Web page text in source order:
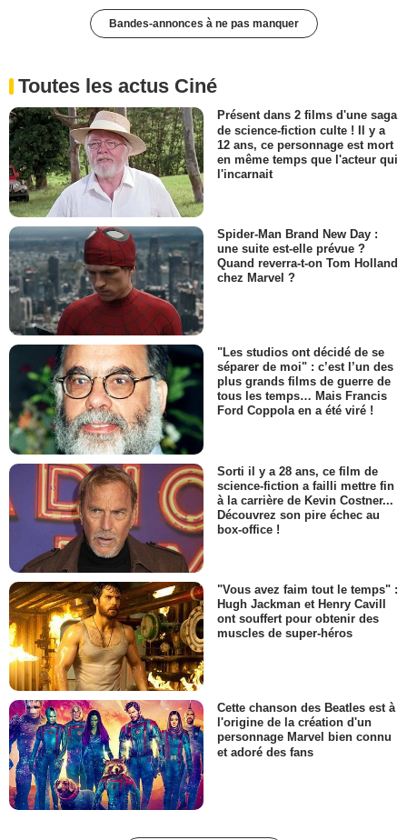
Bandes-annonces à ne pas manquer
Toutes les actus Ciné
Présent dans 2 films d'une saga
de science-fiction culte ! Il y a
12 ans, ce personnage est mort
en même temps que l'acteur qui
l'incarnait
Spider-Man Brand New Day :
une suite est-elle prévue ?
Quand reverra-t-on Tom Holland
chez Marvel ?
"Les studios ont décidé de se
séparer de moi" : c’est l’un des
plus grands films de guerre de
tous les temps… Mais Francis
Ford Coppola en a été viré !
Sorti il y a 28 ans, ce film de
science-fiction a failli mettre fin
à la carrière de Kevin Costner...
Découvrez son pire échec au
box-office !
"Vous avez faim tout le temps" :
Hugh Jackman et Henry Cavill
ont souffert pour obtenir des
muscles de super-héros
Cette chanson des Beatles est à
l'origine de la création d'un
personnage Marvel bien connu
et adoré des fans